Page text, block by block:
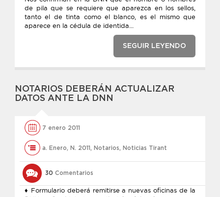
de pila que se requiere que aparezca en los sellos,
tanto el de tinta como el blanco, es el mismo que
aparece en la cédula de identida...
SEGUIR LEYENDO
NOTARIOS DEBERÁN ACTUALIZAR
DATOS ANTE LA DNN
7 enero 2011
a. Enero, N. 2011 , Notarios, Noticias Tirant
30 Comentarios
♦ Formulario deberá remitirse a nuevas oficinas de la